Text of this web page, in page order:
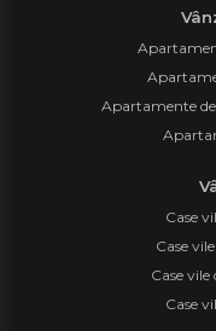
Apartamente
Case
Case
Case
Case